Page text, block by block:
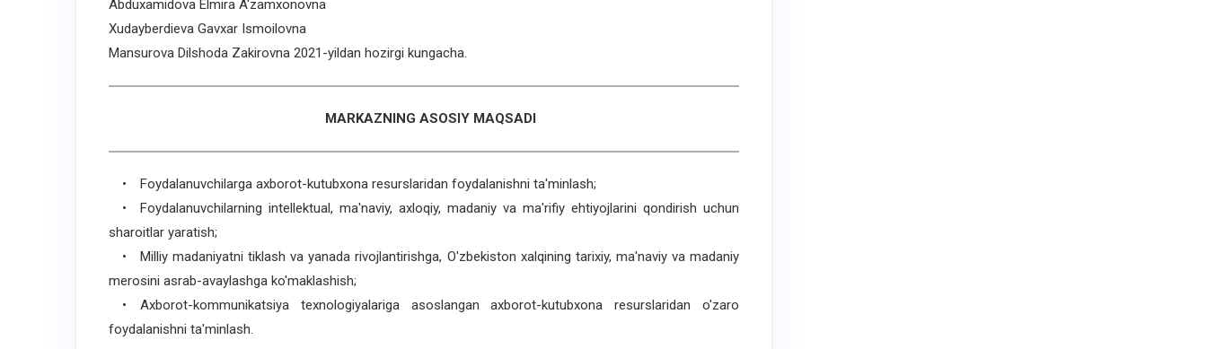
Abduxamidova Elmira A'zamxonovna
Xudayberdieva Gavxar Ismoilovna
Mansurova Dilshoda Zakirovna 2021-yildan hozirgi kungacha.
MARKAZNING ASOSIY MAQSADI
• Foydalanuvchilarga axborot-kutubxona resurslaridan foydalanishni ta'minlash;
• Foydalanuvchilarning intellektual, ma'naviy, axloqiy, madaniy va ma'rifiy ehtiyojlarini qondirish uchun
sharoitlar yaratish;
• Milliy madaniyatni tiklash va yanada rivojlantirishga, O'zbekiston xalqining tarixiy, ma'naviy va madaniy
merosini asrab-avaylashga ko'maklashish;
• Axborot-kommunikatsiya texnologiyalariga asoslangan axborot-kutubxona resurslaridan o'zaro
foydalanishni ta'minlash.